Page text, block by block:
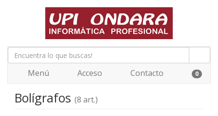
Menú Acceso Contacto 0
Bolígrafos (8 art.)